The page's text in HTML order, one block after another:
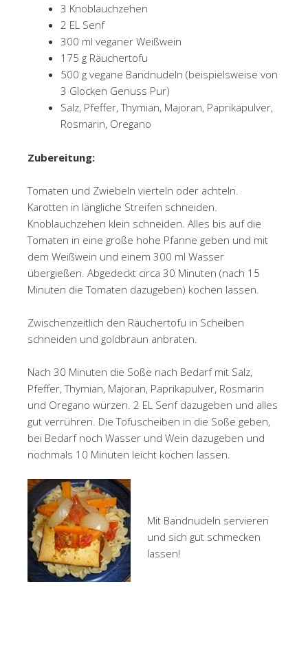
3 Knoblauchzehen
2 EL Senf
300 ml veganer Weißwein
175 g Räuchertofu
500 g vegane Bandnudeln (beispielsweise von
3 Glocken Genuss Pur)
Salz, Pfeffer, Thymian, Majoran, Paprikapulver,
Rosmarin, Oregano
Zubereitung:
Tomaten und Zwiebeln vierteln oder achteln.
Karotten in längliche Streifen schneiden.
Knoblauchzehen klein schneiden. Alles bis auf die
Tomaten in eine große hohe Pfanne geben und mit
dem Weißwein und einem 300 ml Wasser
übergießen. Abgedeckt circa 30 Minuten (nach 15
Minuten die Tomaten dazugeben) kochen lassen.
Zwischenzeitlich den Räuchertofu in Scheiben
schneiden und goldbraun anbraten.
Nach 30 Minuten die Soße nach Bedarf mit Salz,
Pfeffer, Thymian, Majoran, Paprikapulver, Rosmarin
und Oregano würzen. 2 EL Senf dazugeben und alles
gut verrühren. Die Tofuscheiben in die Soße geben,
bei Bedarf noch Wasser und Wein dazugeben und
nochmals 10 Minuten leicht kochen lassen.
Mit Bandnudeln servieren
und sich gut schmecken
lassen!